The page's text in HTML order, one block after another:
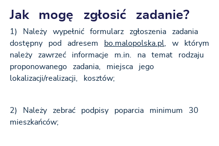
Jak mogę zgłosić zadanie?
1) Należy wypełnić formularz zgłoszenia zadania
dostępny pod adresem
bo.malopolska.pl, w którym
należy zawrzeć informacje m.in. na temat rodzaju
proponowanego zadania, miejsca jego
lokalizacji/realizacji, kosztów;
2) Należy zebrać podpisy poparcia minimum 30
mieszkańców;